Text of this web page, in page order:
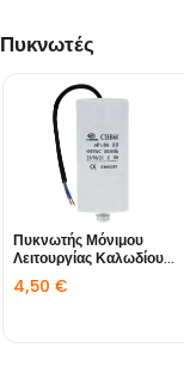
Πυκνωτές
Πυκνωτής Μόνιμου
Λειτουργίας Καλωδίου
12.5μF 450VAC CBB
4,50 €